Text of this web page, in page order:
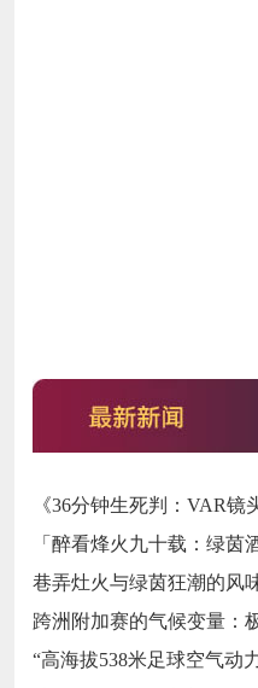
《36分钟生死判：VAR镜
「醉看烽火九十载：绿茵
巷弄灶火与绿茵狂潮的风